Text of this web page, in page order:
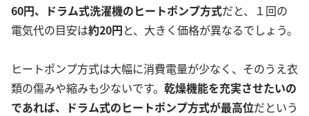
60円、
ドラム式洗濯機のヒートポンプ方式だと、１回の
電気代の目安は約20円と、大きく価格が異なるでしょう。
ヒートポンプ方式は大幅に消費電量が少なく、そのうえ衣
類の傷みや縮みも少ないです。 乾燥機能を充実させたいの
であれば、ドラム式のヒートポンプ方式が最高位だという